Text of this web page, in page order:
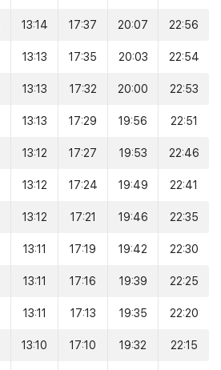
13:14 17:37 20:07 22:56
13:13 17:35 20:03 22:54
13:13 17:32 20:00 22:53
13:13 17:29 19:56 22:51
13:12 17:27 19:53 22:46
13:12 17:24 19:49 22:41
13:12 17:21 19:46 22:35
13:11 17:19 19:42 22:30
13:11 17:16 19:39 22:25
13:11 17:13 19:35 22:20
13:10 17:10 19:32 22:15